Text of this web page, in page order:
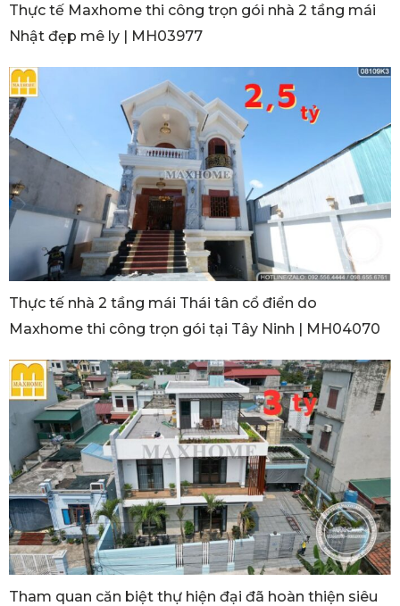
Thực tế Maxhome thi công trọn gói nhà 2 tầng mái
Nhật đẹp mê ly | MH03977
Thực tế nhà 2 tầng mái Thái tân cổ điển do
Maxhome thi công trọn gói tại Tây Ninh | MH04070
Tham quan căn biệt thự hiện đại đã hoàn thiện siêu